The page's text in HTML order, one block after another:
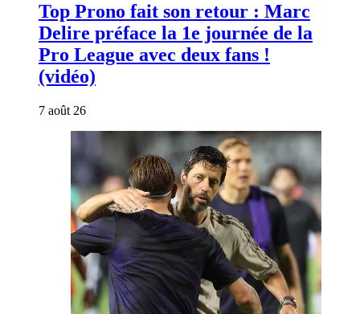
Top Prono fait son retour : Marc
Delire préface la 1e journée de la
Pro League avec deux fans !
(vidéo)
7 août 26